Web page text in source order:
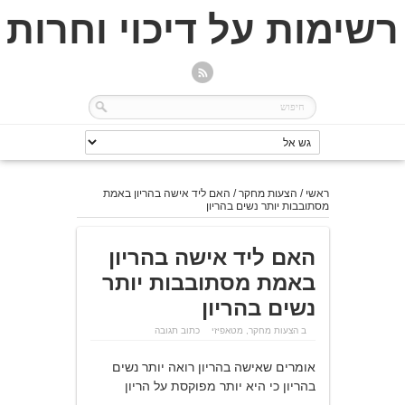
רשימות על דיכוי וחרות
ראשי / הצעות מחקר/ האם ליד אישה בהריון באמת
מסתובבות יותר נשים בהריון
האם ליד אישה בהריון
באמת מסתובבות יותר
נשים בהריון
בהצעות מחקר מטאפיזי כתוב תגובה
אומרים שאישה בהריון רואה יותר נשים
בהריון כי היא יותר מפוקסת על הריון